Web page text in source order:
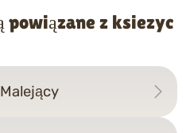
powiązane z ksiezyc